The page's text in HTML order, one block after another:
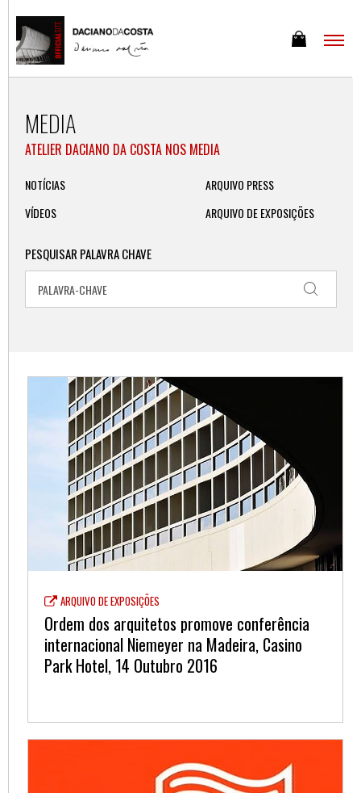
MEDIA
ATELIER DACIANO DA COSTA NOS MEDIA
NOTÍCIAS
VÍDEOS
ARQUIVO PRESS
ARQUIVO DE EXPOSIÇÕES
PESQUISAR PALAVRA CHAVE
ARQUIVO DE EXPOSIÇÕES
Ordem dos arquitetos promove conferência
internacional Niemeyer na Madeira, Casino
Park Hotel, 14 Outubro 2016